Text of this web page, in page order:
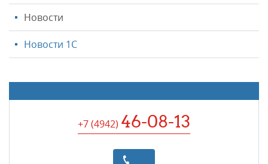
Новости
Новости 1С
+7 (4942) 46-08-13